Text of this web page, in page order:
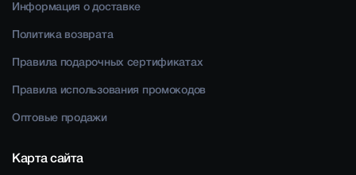
Информация о доставке
Политика возврата
Правила подарочных сертификатах
Правила использования промокодов
Оптовые продажи
Карта сайта